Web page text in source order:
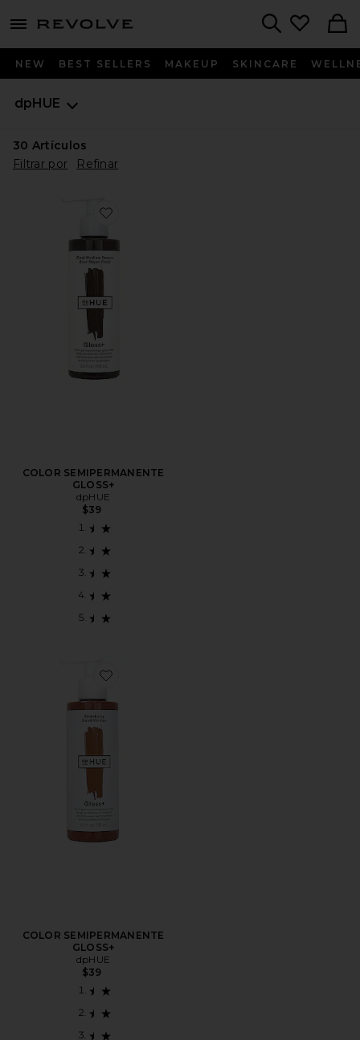
menu - shows more content
NEW BEST SELLERS MAKEUP SKINCARE
dpHUE
30 Artículos
Filtrar por
Refinar
Favorite COLOR SEMIPERMANENTE GLOSS+
COLOR SEMIPERMANENTE
GLOSS+
dpHUE
$39
Favorite COLOR SEMIPERMANENTE GLOSS+
COLOR SEMIPERMANENTE
GLOSS+
dpHUE
$39